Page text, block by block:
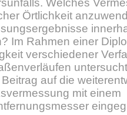
Welches
Örtlichkeit
Im Rahmen einer
verschiedener
auf die
mit einem